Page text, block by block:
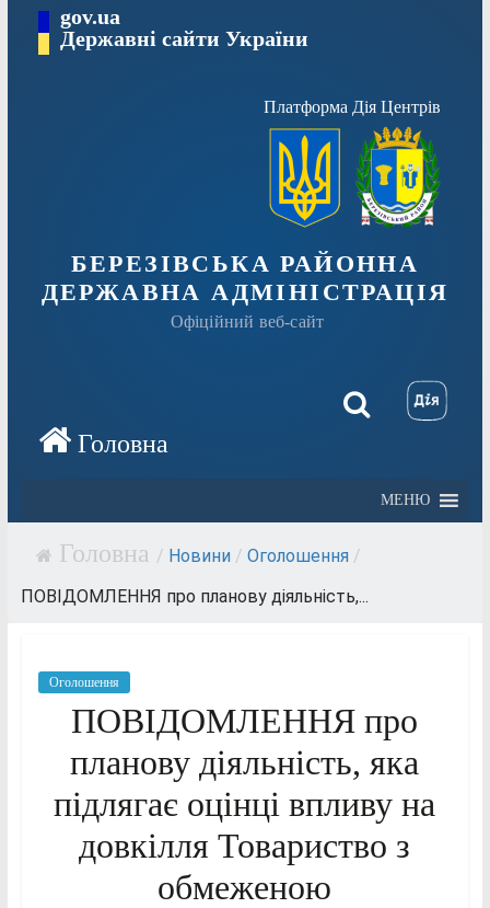
Перейтиgov.ua
Державні сайти України
Платформа Дія Центрів
БЕРЕЗІВСЬКА РАЙОННА
ДЕРЖАВНА АДМІНІСТРАЦІЯ
Офіційний веб-сайт
МЕНЮ
/ Новини / Оголошення /
ПОВІДОМЛЕННЯ про планову діяльність,...
Оголошення
ПОВІДОМЛЕННЯ про
планову діяльність, яка
підлягає оцінці впливу на
довкілля Товариство з
обмеженою